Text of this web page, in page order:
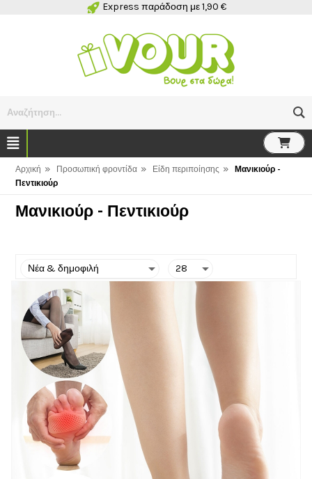
Express παράδοση με 1,90 €
Αναζήτηση...
Αρχική » Προσωπική φροντίδα » Είδη περιποίησης »
Μανικιούρ -
Πεντικιούρ
Μανικιούρ - Πεντικιούρ